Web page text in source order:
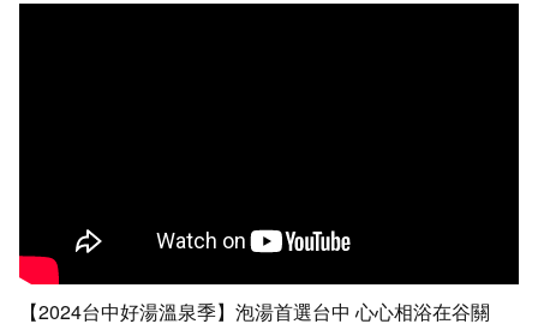
【2024台中好湯溫泉季】泡湯首選台中 心心相浴在谷關